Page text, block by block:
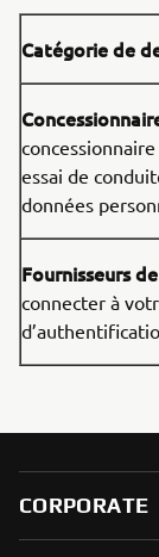
Catégorie de
essai de
données
Fournisseurs
connecter à
CORPORATE